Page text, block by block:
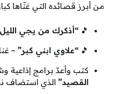
من أبرز قصائده التي غنّاها
🎵 “أذكرك من يجي
🎵 “علاوي ابني كبر” –
كتب وأعدّ برامج إذاعية
القصيد” الذي استضاف